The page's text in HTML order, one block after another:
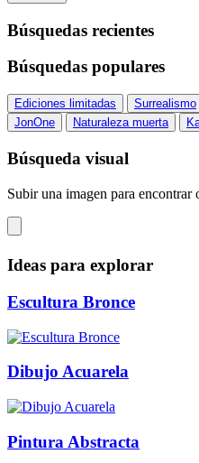
Búsquedas recientes
Búsquedas populares
Ediciones limitadas Surrealismo
JonOne
Naturaleza muerta
Búsqueda visual
Subir una imagen para encontrar
Ideas para explorar
Escultura Bronce
Dibujo Acuarela
Pintura Abstracta